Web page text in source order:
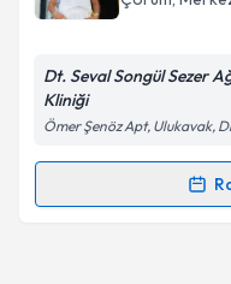
Dt. Seval Songül Sezer
Kliniği
Ömer Şenöz Apt, Ulukavak,
Randevu